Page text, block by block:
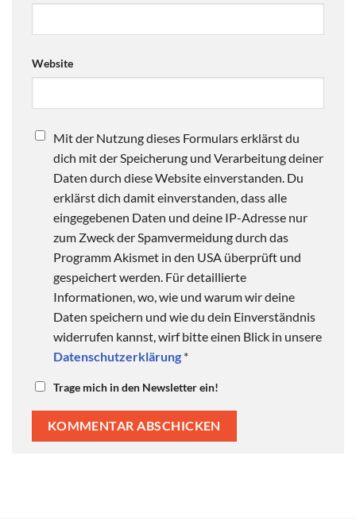
Website
Mit der Nutzung dieses Formulars erklärst du
dich mit der Speicherung und Verarbeitung deiner
Daten durch diese Website einverstanden. Du
erklärst dich damit einverstanden, dass alle
eingegebenen Daten und deine IP-Adresse nur
zum Zweck der Spamvermeidung durch das
Programm Akismet in den USA überprüft und
gespeichert werden. Für detaillierte
Informationen, wo, wie und warum wir deine
Daten speichern und wie du dein Einverständnis
widerrufen kannst, wirf bitte einen Blick in unsere
Datenschutzerklärung *
Trage mich in den Newsletter ein!